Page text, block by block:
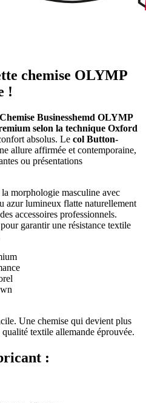
chemise OLYMP
!
Chemise Businesshemd OLYMP
selon la technique Oxford
absolus. Le col Button-
allure affirmée et contemporaine,
ou présentations
morphologie masculine avec
azur lumineux flatte naturellement
accessoires professionnels.
garantir une résistance textile
Une chemise qui devient plus
textile allemande éprouvée.
: